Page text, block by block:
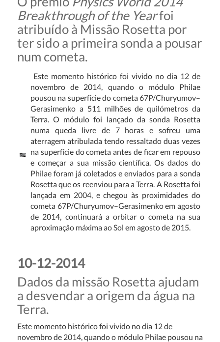
Breakthrough of the Yearfoi
atribuído à Missão Rosetta por
ter sido a primeira sonda a pousar
num cometa.
Este momento histórico foi vivido no dia 12 de
novembro de 2014, quando o módulo Philae
pousou na superfície do cometa 67P/Churyumov–
Gerasimenko a 511 milhões de quilómetros da
Terra. O módulo foi lançado da sonda Rosetta
numa queda livre de 7 horas e sofreu uma
aterragem atribulada tendo ressaltado duas vezes
na superfície do cometa antes de ficar em repouso
e começar a sua missão científica. Os dados do
Philae foram já coletados e enviados para a sonda
Rosetta que os reenviou para a Terra. A Rosetta foi
lançada em 2004, e chegou às proximidades do
cometa 67P/Churyumov–Gerasimenko em agosto
de 2014, continuará a orbitar o cometa na sua
aproximação máxima ao Sol em agosto de 2015.
10-12-2014
Dados da missão Rosetta ajudam
a desvendar a origem da água na
Terra.
Este momento histórico foi vivido no dia 12 de
novembro de 2014, quando o módulo Philae pousou na